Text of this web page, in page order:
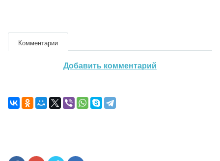
Комментарии
Добавить комментарий